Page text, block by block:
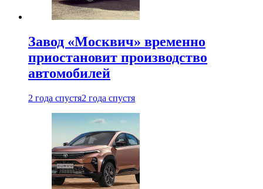
Завод «Москвич» временно
приостановит производство
автомобилей
2 года спустя2 года спустя